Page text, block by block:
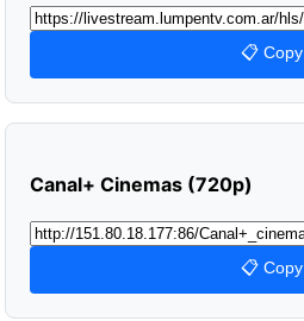
📋 Copy
Canal+ Cinemas (720p)
📋 Copy